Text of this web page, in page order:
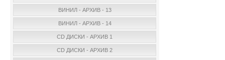
ВИНИЛ - АРХИВ - 13
ВИНИЛ - АРХИВ - 14
CD ДИСКИ - АРХИВ 1
CD ДИСКИ - АРХИВ 2